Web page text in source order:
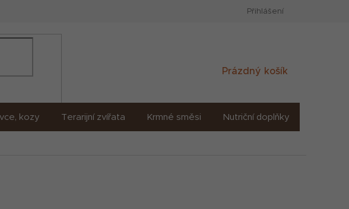
inteligence (AI) Přihlášení
Nákupní
Prázdný košík
kozy Terarijní zvířata Krmné směsi Nutriční doplňky